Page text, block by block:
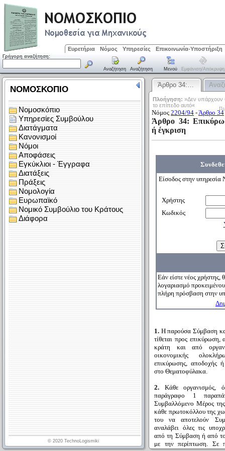
Ευρετήρια Νόμος Υπηρεσίες Επικοινωνία-Υποστήριξη
Γρήγορη αναζήτηση:
Αναζήτηση Αναζήτηση Μενού Εμφάνιση/απόκρυψη
Άρθρο 34:…